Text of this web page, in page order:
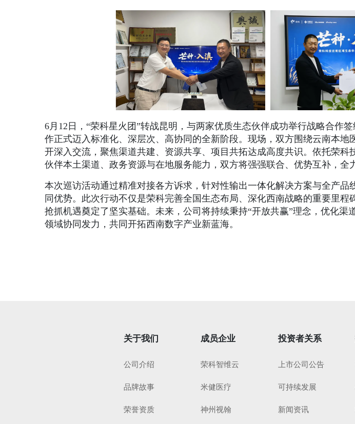
6月12日，“荣科星火团”转战昆明，与两家优质生态伙伴成功举行战略合作
作正式迈入标准化、深层次、高协同的全新阶段。现场，双方围绕云南本地
开深入交流，聚焦渠道共建、资源共享、项目共拓达成高度共识。依托荣科
伙伴本土渠道、政务资源与在地服务能力，双方将强强联合、优势互补，全
本次巡访活动通过精准对接各方诉求，针对性输出一体化解决方案与全产品
同优势。此次行动不仅是荣科完善全国生态布局、深化西南战略的重要里程
抢抓机遇奠定了坚实基础。未来，公司将持续秉持“开放共赢”理念，优化渠
领域协同发力，共同开拓西南数字产业新蓝海。
关于我们
公司介绍
品牌故事
荣誉资质
成员企业
荣科智维云
米健医疗
神州视翰
投资者关系
上市公司公告
可持续发展
新闻资讯